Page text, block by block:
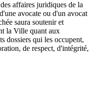
affaires juridiques de la
avocate ou d'un avocat
saura soutenir et
la Ville quant aux
dossiers qui les occupent,
de respect, d'intégrité,